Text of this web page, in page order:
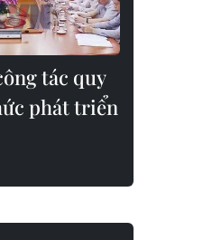
tác quy
phát triển